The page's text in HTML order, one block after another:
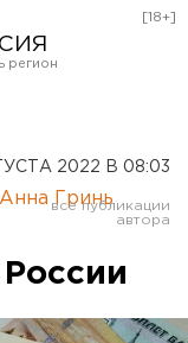
[18+]
2022 В 08:03
Анна Гринь